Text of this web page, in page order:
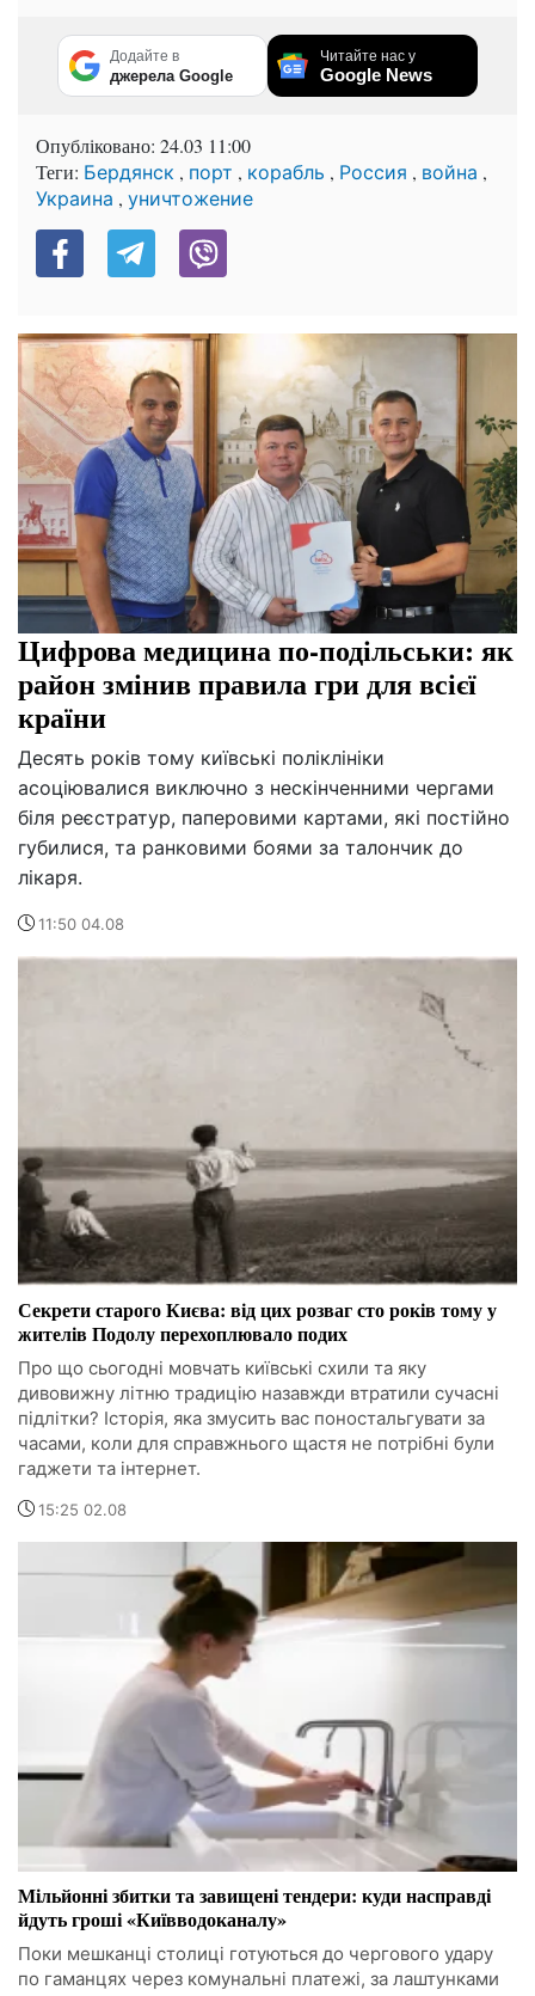
Додайте в
джерела Google
Читайте нас у
Google News
Опубліковано: 24.03 11:00
Теги: Бердянск , порт , корабль , Россия , война ,
Украина , уничтожение
Цифрова медицина по-подільськи: як
район змінив правила гри для всієї
країни
Десять років тому київські поліклініки
асоціювалися виключно з нескінченними чергами
біля реєстратур, паперовими картами, які постійно
губилися, та ранковими боями за талончик до
лікаря.
11:50 04.08
Секрети старого Києва: від цих розваг сто років тому у
жителів Подолу перехоплювало подих
Про що сьогодні мовчать київські схили та яку
дивовижну літню традицію назавжди втратили сучасні
підлітки? Історія, яка змусить вас поностальгувати за
часами, коли для справжнього щастя не потрібні були
гаджети та інтернет.
15:25 02.08
Мільйонні збитки та завищені тендери: куди насправді
йдуть гроші «Київводоканалу»
Поки мешканці столиці готуються до чергового удару
по гаманцях через комунальні платежі, за лаштунками